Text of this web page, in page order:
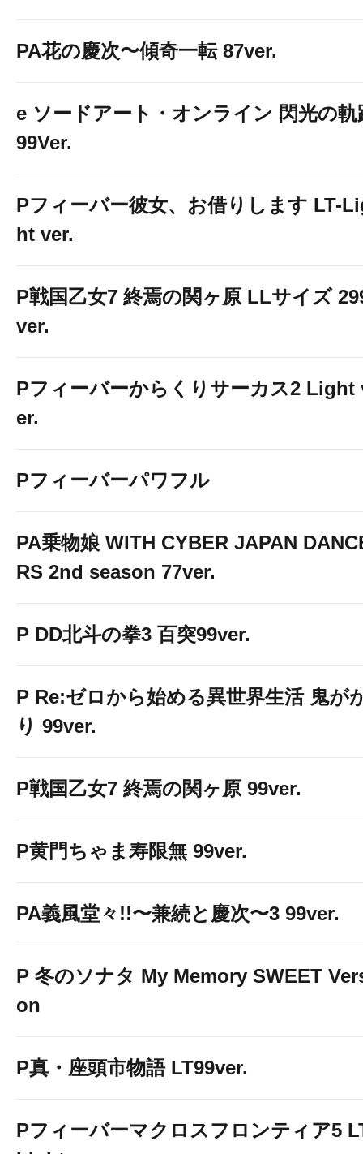
PA花の慶次〜傾奇一転 87ver.
e ソードアート・オンライン 閃光の軌
99Ver.
Pフィーバー彼女、お借りします LT-
ht ver.
P戦国乙女7 終焉の関ヶ原 LLサイズ
ver.
Pフィーバーからくりサーカス2 Light
er.
Pフィーバーパワフル
PA乗物娘 WITH CYBER JAPAN
RS 2nd season 77ver.
P DD北斗の拳3 百突99ver.
P Re:ゼロから始める異世界生活 鬼が
り 99ver.
P戦国乙女7 終焉の関ヶ原 99ver.
P黄門ちゃま寿限無 99ver.
PA義風堂々!!〜兼続と慶次〜3 99ver.
P 冬のソナタ My Memory SWEET
on
P真・座頭市物語 LT99ver.
Pフィーバーマクロスフロンティア5